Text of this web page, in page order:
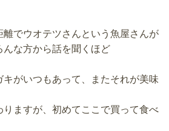
でウオテツさんという魚屋さんが
な方から話を聞くほど
キがいつもあって、またそれが美味
りますが、初めてここで買って食べ